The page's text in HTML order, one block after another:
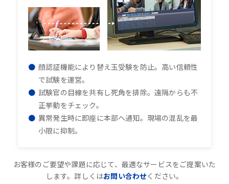
顔認証機能により替え玉受験を防止。高い信頼性
で試験を運営。
試験官の目線を共有し死角を排除。遠隔からも不
正挙動をチェック。
異常発生時に即座に本部へ通知。現場の混乱を最
小限に抑制。
お客様のご要望や課題に応じて、最適なサービスをご提案いた
します。詳しくはお問い合わせください。